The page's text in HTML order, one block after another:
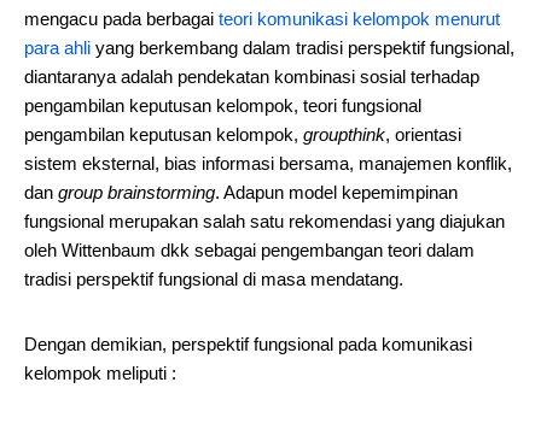
mengacu pada berbagai teori komunikasi kelompok menurut
para ahli yang berkembang dalam tradisi perspektif fungsional,
diantaranya adalah pendekatan kombinasi sosial terhadap
pengambilan keputusan kelompok, teori fungsional
pengambilan keputusan kelompok, groupthink, orientasi
sistem eksternal, bias informasi bersama, manajemen konflik,
dan group brainstorming. Adapun model kepemimpinan
fungsional merupakan salah satu rekomendasi yang diajukan
oleh Wittenbaum dkk sebagai pengembangan teori dalam
tradisi perspektif fungsional di masa mendatang.
Dengan demikian, perspektif fungsional pada komunikasi
kelompok meliputi :